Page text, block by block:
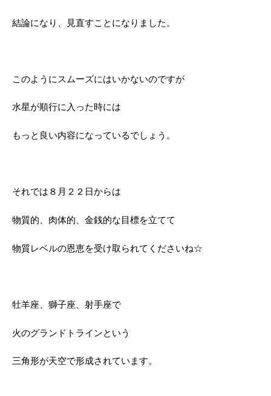
結論になり、見直すことになりました。
このようにスムーズにはいかないのですが
水星が順行に入った時には
もっと良い内容になっているでしょう。
それでは８月２２日からは
物質的、肉体的、金銭的な目標を立てて
物質レベルの恩恵を受け取られてくださいね☆
牡羊座、獅子座、射手座で
火のグランドトラインという
三角形が天空で形成されています。